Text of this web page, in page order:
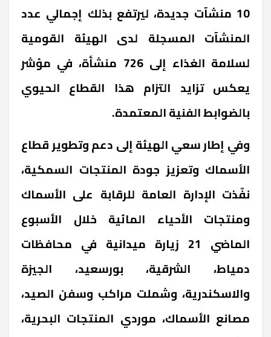
10 منشآت جديدة، ليرتفع بذلك إجمالي عدد
المنشآت المسجلة لدى الهيئة القومية
لسلامة الغذاء إلى 726 منشأة، في مؤشر
يعكس تزايد التزام هذا القطاع الحيوي
بالضوابط الفنية المعتمدة.
وفي إطار سعي الهيئة إلى دعم وتطوير قطاع
الأسماك وتعزيز جودة المنتجات السمكية،
نفّذت الإدارة العامة للرقابة على الأسماك
ومنتجات الأحياء المائية خلال الأسبوع
الماضي 21 زيارة ميدانية في محافظات
دمياط، الشرقية، بورسعيد، الجيزة
والاسكندرية، وشملت مراكب وسفن الصيد،
مصانع الأسماك، موردي المنتجات البحرية،